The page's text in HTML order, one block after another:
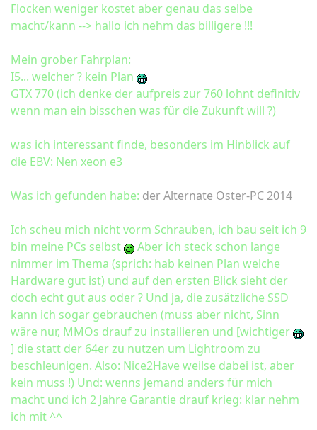
Flocken weniger kostet aber genau das selbe
macht/kann --> hallo ich nehm das billigere !!!
Mein grober Fahrplan:
I5... welcher ? kein Plan
GTX 770 (ich denke der aufpreis zur 760 lohnt definitiv
wenn man ein bisschen was für die Zukunft will ?)
was ich interessant finde, besonders im Hinblick auf
die EBV: Nen xeon e3
Was ich gefunden habe: der Alternate Oster-PC 2014
Ich scheu mich nicht vorm Schrauben, ich bau seit ich 9
bin meine PCs selbst
Aber ich steck schon lange
nimmer im Thema (sprich: hab keinen Plan welche
Hardware gut ist) und auf den ersten Blick sieht der
doch echt gut aus oder ? Und ja, die zusätzliche SSD
kann ich sogar gebrauchen (muss aber nicht, Sinn
wäre nur, MMOs drauf zu installieren und [wichtiger
] die statt der 64er zu nutzen um Lightroom zu
beschleunigen. Also: Nice2Have weilse dabei ist, aber
kein muss !) Und: wenns jemand anders für mich
macht und ich 2 Jahre Garantie drauf krieg: klar nehm
ich mit ^^